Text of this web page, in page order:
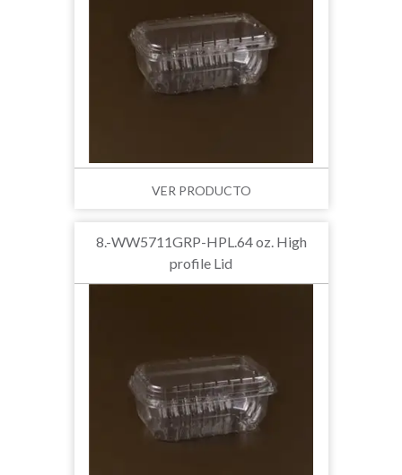
VER PRODUCTO
8.-WW5711GRP-HPL.64 oz. High
profile Lid